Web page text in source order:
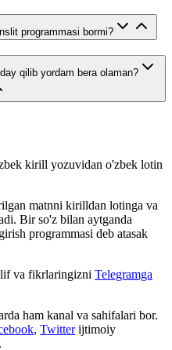
programmasi bormi?
qilib yordam bera olaman?
kirill yozuvidan o'zbek lotin
matnni kirilldan lotinga va
Bir so'z bilan aytganda
programmasi deb atasak
va fikrlaringizni Telegramga
ham kanal va sahifalari bor.
, Twitter ijtimoiy